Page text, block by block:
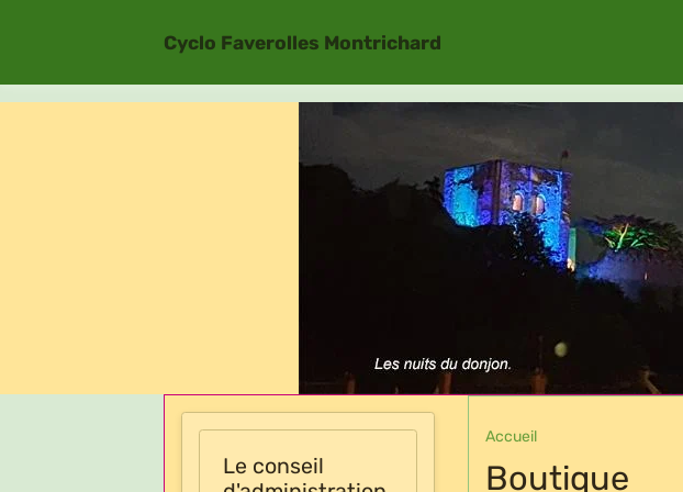
Cyclo Faverolles Montrichard
Accueil
Boutique
Le conseil